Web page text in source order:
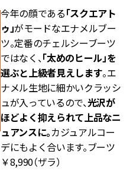
今年の顔である「スクエアト
ゥ」がモードなエナメルブー
ツ。定番のチェルシーブーツ
ではなく、「太めのヒール」を
選ぶと上級者見えします。エ
ナメル生地に細かいクラッシ
ュが入っているので、光沢が
ほどよく抑えられて上品なニ
ュアンスに。カジュアルコー
デにもよく合います。ブーツ
￥8,990（ザラ）